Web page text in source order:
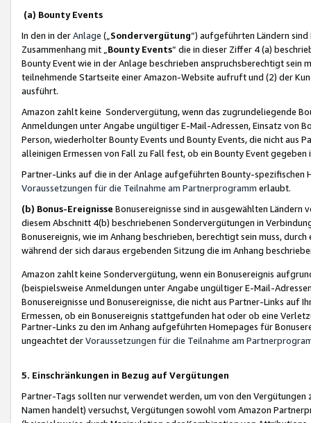
(a) Bounty Events
In den in derAnlage („ Sondervergütung“) aufgeführten Ländern
Zusammenhang mit „ Bounty Events“ die in dieser Ziffer 4 (a)
Bounty Event wie in der Anlage beschrieben anspruchsberechtigt sein
teilnehmende Startseite einer Amazon-Website aufruft und (2) der
ausführt.
Amazon zahlt keine Sondervergütung, wenn das zugrundeliegende
Anmeldungen unter Angabe ungültiger E-Mail-Adressen, Einsatz von
Person, wiederholter Bounty Events und Bounty Events, die nicht
alleinigen Ermessen von Fall zu Fall fest, ob ein Bounty Event
Partner-Links auf die in der Anlage aufgeführten Bounty-spezifischen
Voraussetzungen für die Teilnahme am Partnerprogramm erlaubt.
(b) Bonus-Ereignisse Bonusereignisse sind in ausgewählten Ländern
diesem Abschnitt 4(b) beschriebenen Sondervergütungen in
Bonusereignis, wie im Anhang beschrieben, berechtigt sein muss,
während der sich daraus ergebenden Sitzung die im Anhang
Amazon zahlt keine Sondervergütung, wenn ein Bonusereignis
(beispielsweise Anmeldungen unter Angabe ungültiger E-Mail-
Bonusereignisse und Bonusereignisse, die nicht aus Partner-Links auf
Ermessen, ob ein Bonusereignis stattgefunden hat oder ob eine
Partner-Links zu den im Anhang aufgeführten Homepages für
ungeachtet derVoraussetzungen für die Teilnahme am
5. Einschränkungen in Bezug auf Vergütungen
Partner-Tags sollten nur verwendet werden, um von den
Namen handelt) versuchst, Vergütungen sowohl vom Amazon